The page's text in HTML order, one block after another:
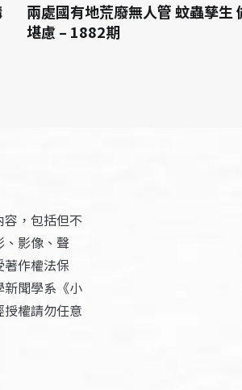
兩處國有地荒廢無人管 蚊蟲孳生
堪慮 – 1882期
，包括但不
、影像、聲
作權法保
聞學系《小
權請勿任意